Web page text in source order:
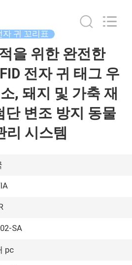
자 귀 꼬리표
을 위한 완전한
전자 귀 태그 우
, 돼지 및 가축 재
단 변조 방지 동물
리 시스템
SA
pc